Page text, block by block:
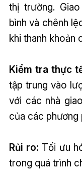
thị trường.
bình và chênh
khi thanh khoản
Kiểm tra thực
tập trung vào
với các nhà
của các phương
Rủi ro: Tối ưu
trong quá trình